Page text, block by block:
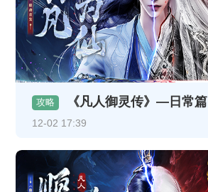
攻略 《凡人御灵传》—日常篇
12-02 17:39